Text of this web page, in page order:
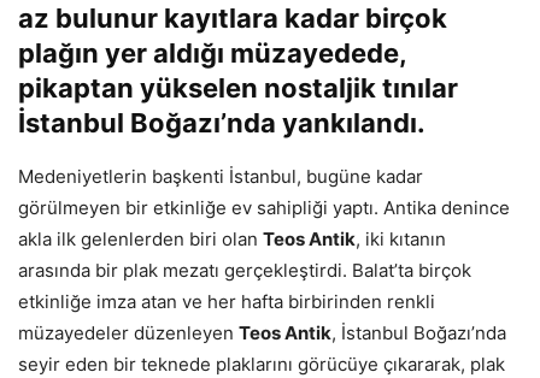
az bulunur kayıtlara kadar birçok
plağın yer aldığı müzayedede,
pikaptan yükselen nostaljik tınılar
İstanbul Boğazı’nda yankılandı.
Medeniyetlerin başkenti İstanbul, bugüne kadar
görülmeyen bir etkinliğe ev sahipliği yaptı. Antika denince
akla ilk gelenlerden biri olan Teos Antik, iki kıtanın
arasında bir plak mezatı gerçekleştirdi. Balat’ta birçok
etkinliğe imza atan ve her hafta birbirinden renkli
müzayedeler düzenleyen Teos Antik, İstanbul Boğazı’nda
seyir eden bir teknede plaklarını görücüye çıkararak, plak